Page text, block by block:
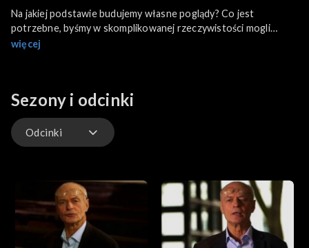
Na jakiej podstawie budujemy własne poglądy? Co jest
potrzebne, byśmy w skomplikowanej rzeczywistości mogli
zdobyć jakąś wiedzę i uznać, że jeden pogląd jest bardziej
więcej
Sezony i odcinki
Odcinki